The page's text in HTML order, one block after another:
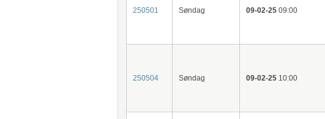
250501 Søndag 09-02-2509:00
250504 Søndag 09-02-2510:00